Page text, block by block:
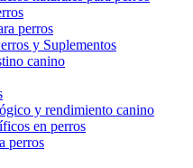
perros
y Suplementos
canino
y rendimiento canino
en perros
perros